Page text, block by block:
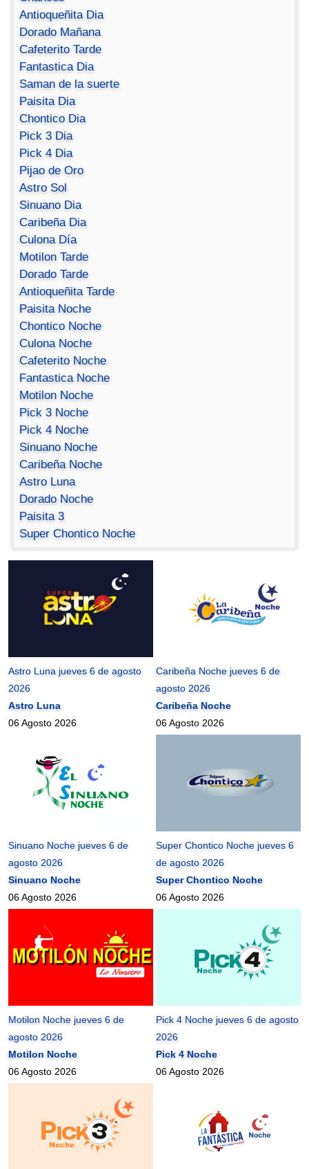
Antioqueñita Dia
Dorado Mañana
Cafeterito Tarde
Fantastica Dia
Saman de la suerte
Paisita Dia
Chontico Dia
Pick 3 Dia
Pick 4 Dia
Pijao de Oro
Astro Sol
Sinuano Dia
Caribeña Dia
Culona Día
Motilon Tarde
Dorado Tarde
Antioqueñita Tarde
Paisita Noche
Chontico Noche
Culona Noche
Cafeterito Noche
Fantastica Noche
Motilon Noche
Pick 3 Noche
Pick 4 Noche
Sinuano Noche
Caribeña Noche
Astro Luna
Dorado Noche
Paisita 3
Super Chontico Noche
Astro Luna jueves 6 de agosto
2026
Astro Luna
06 Agosto 2026
Caribeña Noche jueves 6 de
agosto 2026
Caribeña Noche
06 Agosto 2026
Sinuano Noche jueves 6 de
agosto 2026
Sinuano Noche
06 Agosto 2026
Super Chontico Noche jueves 6
de agosto 2026
Super Chontico Noche
06 Agosto 2026
Motilon Noche jueves 6 de
agosto 2026
Motilon Noche
06 Agosto 2026
Pick 4 Noche jueves 6 de agosto
2026
Pick 4 Noche
06 Agosto 2026